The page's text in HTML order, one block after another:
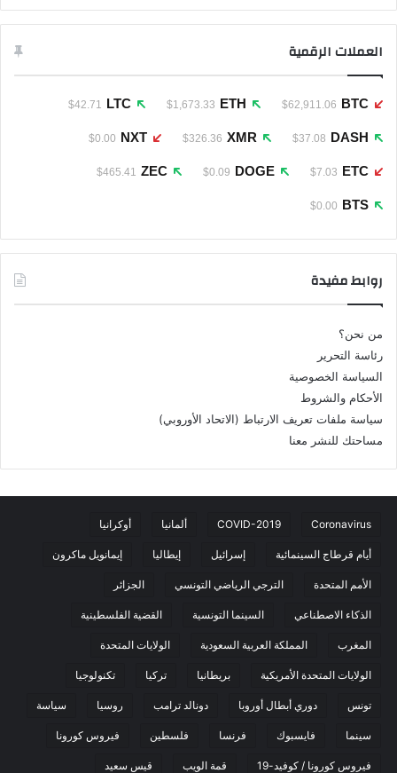
العملات الرقمية
BTC
$62,911.06
ETH
$1,673.33
LTC
$42.71
DASH
$37.08
XMR
$326.36
NXT
$0.00
ETC
$7.03
DOGE
$0.09
ZEC
$465.41
BTS
$0.00
روابط مفيدة
من نحن؟
رئاسة التحرير
السياسة الخصوصية
الأحكام والشروط
سياسة ملفات تعريف الارتباط (الاتحاد الأوروبي)
مساحتك للنشر معنا
Coronavirus
COVID-2019 ألمانيا أوكرانيا
أيام قرطاج السينمائية إسرائيل إيطاليا إيمانويل ماكرون
الأمم المتحدة الترجي الرياضي التونسي الجزائر
الذكاء الاصطناعي السينما التونسية القضية الفلسطينية
المغرب المملكة العربية السعودية الولايات المتحدة
الولايات المتحدة الأمريكية بريطانيا تركيا تكنولوجيا
تونس دوري أبطال أوروبا دونالد ترامب روسيا سياسة
سينما فايسبوك فرنسا فلسطين فيروس كورونا
فيروس كورونا / كوفيد-19 قمة الويب قيس سعيد